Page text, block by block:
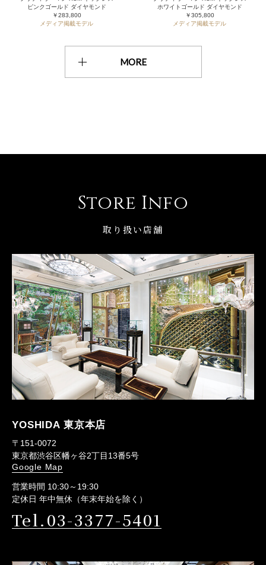
ピンクゴールド ダイヤモンド
￥283,800
メディア掲載モデル
ホワイトゴールド ダイヤモンド
￥305,800
メディア掲載モデル
MORE
Store Info
取り扱い店舗
YOSHIDA 東京本店
〒151-0072
東京都渋谷区幡ヶ谷2丁目13番5号
Google Map
営業時間 10:30～19:30
定休日 年中無休（年末年始を除く）
Tel.03-3377-5401